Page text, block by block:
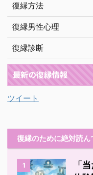
復縁方法
復縁男性心理
復縁診断
最新の復縁情報
ツイート
復縁のために絶対読
1
「